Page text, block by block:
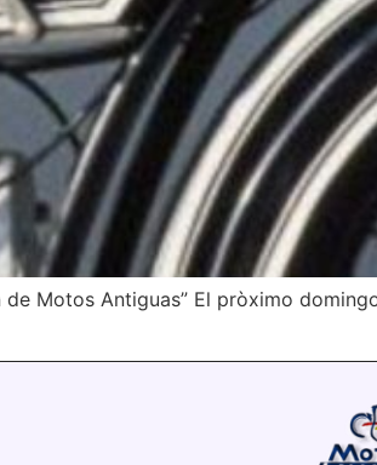
de Motos Antiguas” El pròximo